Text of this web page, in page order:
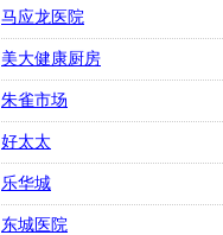
马应龙医院
美大健康厨房
朱雀市场
好太太
乐华城
东城医院